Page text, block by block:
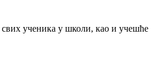
свих ученика у школи, као и учешће